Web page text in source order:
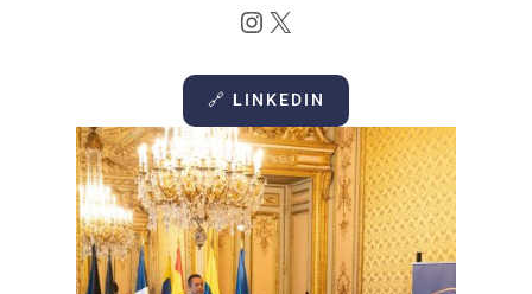
Instagram
X
🔗 LINKEDIN